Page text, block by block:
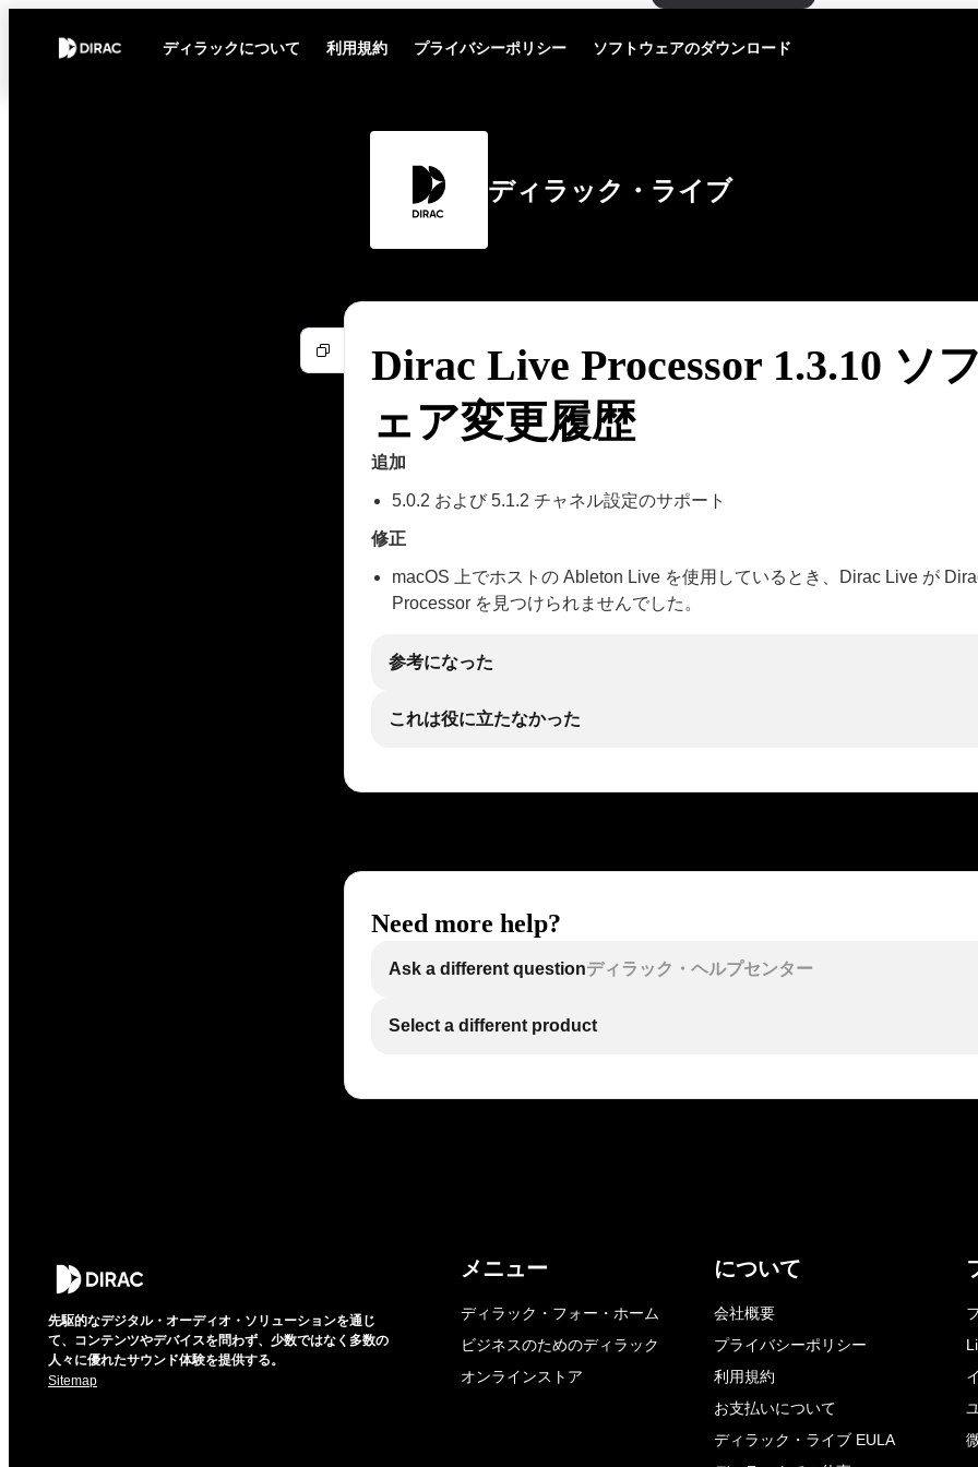
ディラックについて 利用規約 プライバシーポリシー ソフトウェアのダウンロード
ディラック・ライブ
Dirac Live Processor 1.3.10 ソ
ェア変更履歴
追加
5.0.2 および 5.1.2 チャネル設定のサポート
修正
macOS 上でホストの Ableton Live を使用しているとき、Dirac Live が
Processor を見つけられませんでした。
参考になった
これは役に立たなかった
Need more help?
Ask a different questionディラック・ヘルプセンター
Select a different product
先駆的なデジタル・オーディオ・ソリューションを通じ
て、コンテンツやデバイスを問わず、少数ではなく多数の
人々に優れたサウンド体験を提供する。
Sitemap
メニュー
ディラック・フォー・ホーム
ビジネスのためのディラック
オンラインストア
について
会社概要
プライバシーポリシー
利用規約
お支払いについて
ディラック・ライブ EULA